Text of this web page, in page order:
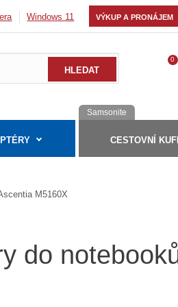
Windows 11 VÝKUP A PRONÁJEM
0
Samsonite
CESTOVNÍ
M5160X
do